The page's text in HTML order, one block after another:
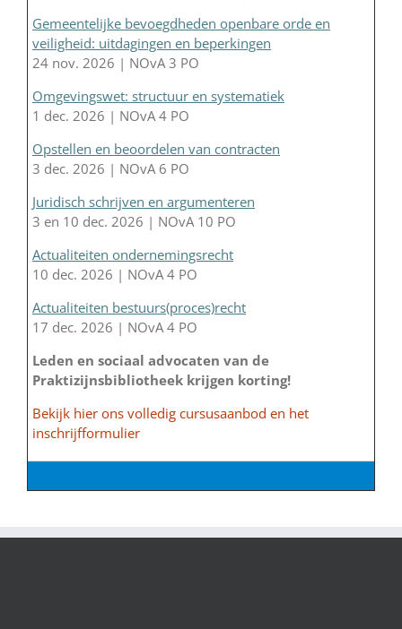
Gemeentelijke bevoegdheden openbare orde en
veiligheid: uitdagingen en beperkingen
24 nov. 2026 | NOvA 3 PO
Omgevingswet: structuur en systematiek
1 dec. 2026 | NOvA 4 PO
Opstellen en beoordelen van contracten
3 dec. 2026 | NOvA 6 PO
Juridisch schrijven en argumenteren
3 en 10 dec. 2026 | NOvA 10 PO
Actualiteiten ondernemingsrecht
10 dec. 2026 | NOvA 4 PO
Actualiteiten bestuurs(proces)recht
17 dec. 2026 | NOvA 4 PO
Leden en sociaal advocaten van de
Praktizijnsbibliotheek krijgen korting!
Bekijk hier ons volledig cursusaanbod en het
inschrijfformulier